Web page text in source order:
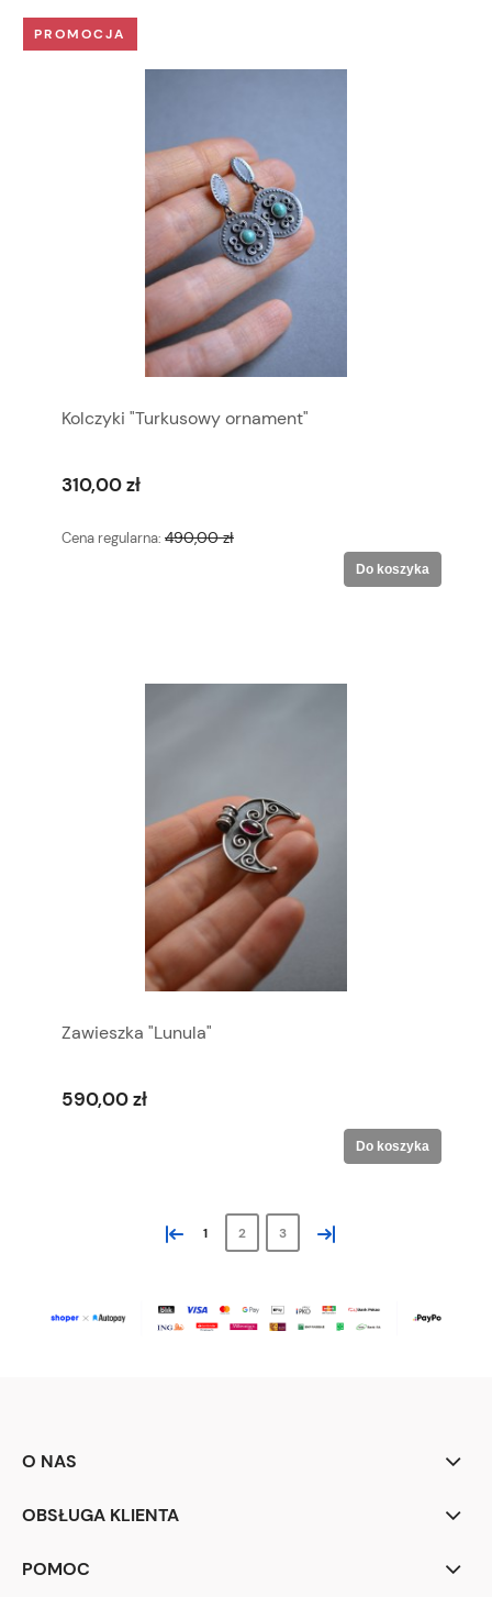
Kolczyki "Turkusowy ornament"
310,00 zł
Cena regularna: 490,00 zł
Do koszyka
PROMOCJA
Zawieszka "Lunula"
590,00 zł
Do koszyka
« 1 2 3 »
O NAS
OBSŁUGA KLIENTA
POMOC